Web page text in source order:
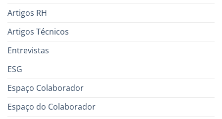
Artigos RH
Artigos Técnicos
Entrevistas
ESG
Espaço Colaborador
Espaço do Colaborador